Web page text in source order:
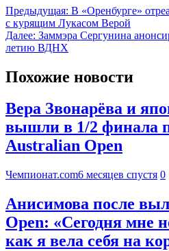
Предыдущая: В «Оренбурге»
с курящим Лукасом Верой
Далее: Заммэра Сергунина
летию ВДНХ
Похожие новости
Вера Звонарёва и
вышли в 1/2 финала
Australian Open
Чемпионат.com6 месяцев спустя 0
Анисимова после
Open: «Сегодня мне
как я вела себя на